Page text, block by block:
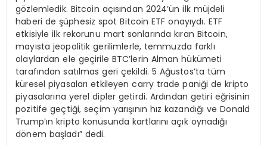
gözlemledik. Bitcoin açısından 2024’ün ilk müjdeli
haberi de şüphesiz spot Bitcoin ETF onayıydı. ETF
etkisiyle ilk rekorunu mart sonlarında kıran Bitcoin,
mayısta jeopolitik gerilimlerle, temmuzda farklı
olaylardan ele geçirile BTC’lerin Alman hükümeti
tarafından satılmas geri çekildi. 5 Ağustos’ta tüm
küresel piyasaları etkileyen carry trade paniği de kripto
piyasalarına yerel dipler getirdi. Ardından getiri eğrisinin
pozitife geçtiği, seçim yarışının hız kazandığı ve Donald
Trump’ın kripto konusunda kartlarını açık oynadığı
dönem başladı” dedi.